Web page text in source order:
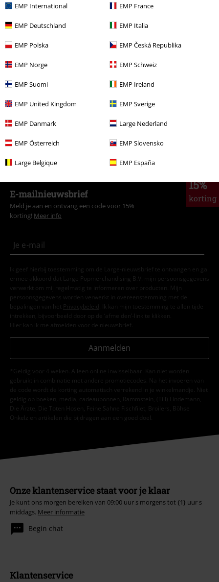
EMP International EMP France
EMP Deutschland EMP Italia
EMP Polska EMP Česká Republika
EMP Norge EMP Schweiz
EMP Suomi EMP Ireland
EMP United Kingdom EMP Sverige
EMP Danmark Large Nederland
EMP Österreich EMP Slovensko
Large Belgique EMP España
Adviesprijs€ 99,99
Meer categorieën. Meer opties.
Sale % Kleding
Vrouwen Kleding Parka's
Vrouwen Brands by EMP
Vrouwen Exclusief
Sale % OUTLET
15%
korting
E-mailnieuwsbrief
Meld je aan en ontvang een code voor 15%
korting! Meer info
Ik geef hierbij toestemming om de Large-nieuwsbrief te ontvangen en ga
ermee akkoord dat Large Popmerchandising B.V. mijn persoonsgegevens
verwerkt om mij regelmatig te informeren over producten. Mijn
persoonsgegevens worden verwerkt in overeenstemming met de
bepalingen van het
Privacybeleid . Ik kan mijn toestemming te allen tijde
intrekken, bijvoorbeeld door op de ‘afmelden’-link te klikken.
Hier kan ik me afmelden voor de nieuwsbrief.
Aanmelden
*Geldig voor 4 weken. Alleen online inwisselbaar. Kan niet worden
gebruikt in combinatie met andere promotiecodes. Na het invoeren van
de code wordt de korting automatisch verrekend in je winkelmandje. Niet
geldig op boeken, media, cadeaubonnen, Rammstein, (Till) Lindemann,
Die Ärzte, Die Toten Hosen, Feine Sahne Fischfilet, Broilers, Böhse
Onkelz en artikelen die bijdragen aan een goed doel.
Onze klantenservice staat voor je klaar
Je kunt ons morgen bereiken van 09:00 uur s morgens tot {1} uur s
middags. Meer informatie
Begin chat
Klantenservice